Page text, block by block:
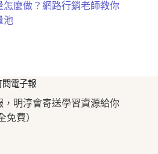
麼做？網路行銷老師教你
池
閱電子報
，明淳會寄送學習資源給你
免費）